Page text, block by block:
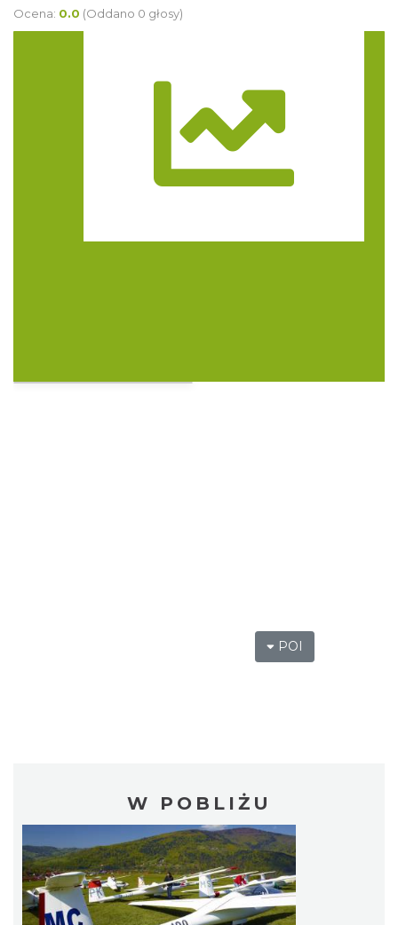
Ocena: 0.0 (Oddano 0 głosy)
POI
W POBLIŻU